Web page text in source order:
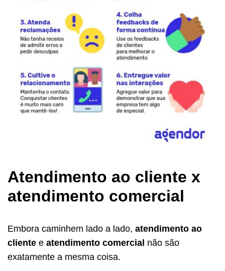
Atendimento ao cliente x
atendimento comercial
Embora caminhem lado a lado, atendimento ao
cliente e atendimento comercial não são
exatamente a mesma coisa.